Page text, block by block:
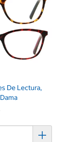
De Lectura,